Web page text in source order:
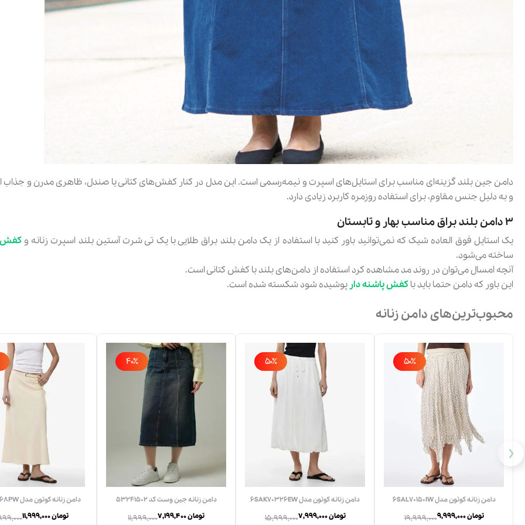
دامن جین بلند گزینه‌ای مناسب برای استایل‌های اسپرت و نیمه‌رسمی است. این مدل در کنار کفش‌های کتانی یا صندل، ظاهری مدرن و جذاب
و به دلیل جنس مقاوم، برای استفاده روزمره کاربرد زیادی دارد.
۳ دامن بلند براق مناسب بهار و تابستان
یک استایل فوق العاده شیک که نمی‌توانید باور کنید با استفاده از یک دامن بلند براق طلایی با یک تی شرت آستین بلند اسپرت زنانه وکفش‌
ساخته می‌شود.
آنچه امسال می‌توان در روند مد مشاهده کرد استفاده از دامن‌های بلند با کفش کتانی است.
این باور که دامن حتما باید باکفش پاشنه دارپوشیده شود شکسته شده است.
محبوب‌ترین‌های دامن زنانه
❮
50٪
دامن زنانه كوتون مدل 6SAL70150IW
19,999,000 9,999,000 تومان
50٪
دامن زنانه كوتون مدل 6SAK70326EW
15,999,000 7,999,000 تومان
40٪
دامن زنانه جين وست كد 53241502
11,999,000 7,199,400 تومان
دامن زنانه كوتون مدل 6SAK70168PW
11,999,000 تومان